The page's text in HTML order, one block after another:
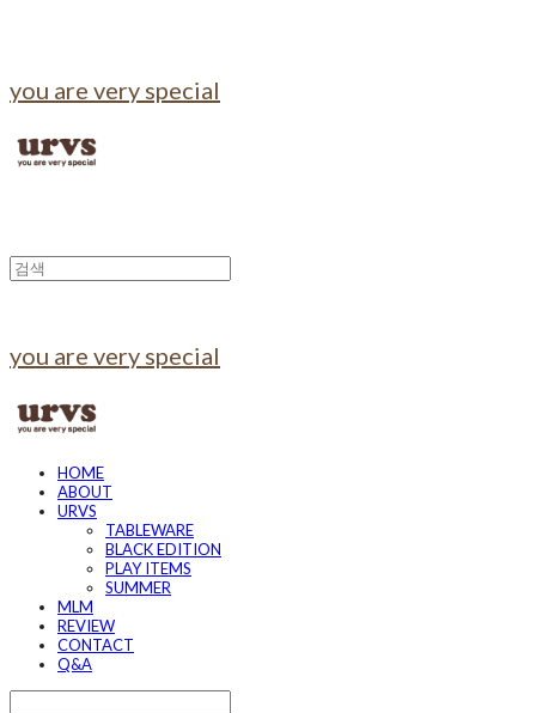
you are very special
you are very special
HOME
ABOUT
URVS
TABLEWARE
BLACK EDITION
PLAY ITEMS
SUMMER
MLM
REVIEW
CONTACT
Q&A